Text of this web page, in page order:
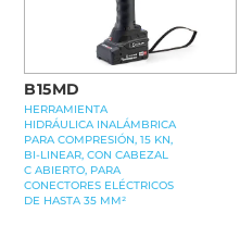
B15MD
HERRAMIENTA
HIDRÁULICA INALÁMBRICA
PARA COMPRESIÓN, 15 KN,
BI-LINEAR, CON CABEZAL
C ABIERTO, PARA
CONECTORES ELÉCTRICOS
DE HASTA 35 MM²